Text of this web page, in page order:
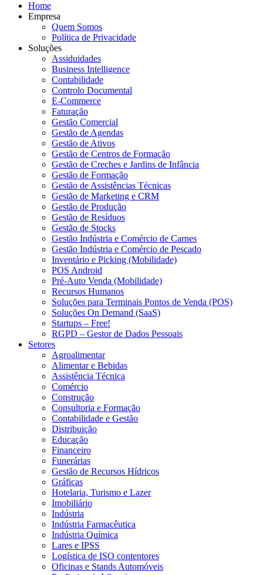
Home
Empresa
Quem Somos
Política de Privacidade
Soluções
Assiduidades
Business Intelligence
Contabilidade
Controlo Documental
E-Commerce
Faturação
Gestão Comercial
Gestão de Agendas
Gestão de Ativos
Gestão de Centros de Formação
Gestão de Creches e Jardins de Infância
Gestão de Formação
Gestão de Assistências Técnicas
Gestão de Marketing e CRM
Gestão de Produção
Gestão de Resíduos
Gestão de Stocks
Gestão Indústria e Comércio de Carnes
Gestão Indústria e Comércio de Pescado
Inventário e Picking (Mobilidade)
POS Android
Pré-Auto Venda (Mobilidade)
Recursos Humanos
Soluções para Terminais Pontos de Venda (POS)
Soluções On Demand (SaaS)
Startups – Free!
RGPD – Gestor de Dados Pessoais
Setores
Agroalimentar
Alimentar e Bebidas
Assistência Técnica
Comércio
Construção
Consultoria e Formação
Contabilidade e Gestão
Distribuição
Educação
Financeiro
Funerárias
Gestão de Recursos Hídricos
Gráficas
Hotelaria, Turismo e Lazer
Imobiliário
Indústria
Indústria Farmacêutica
Indústria Química
Lares e IPSS
Logística de ISO contentores
Oficinas e Stands Automóveis